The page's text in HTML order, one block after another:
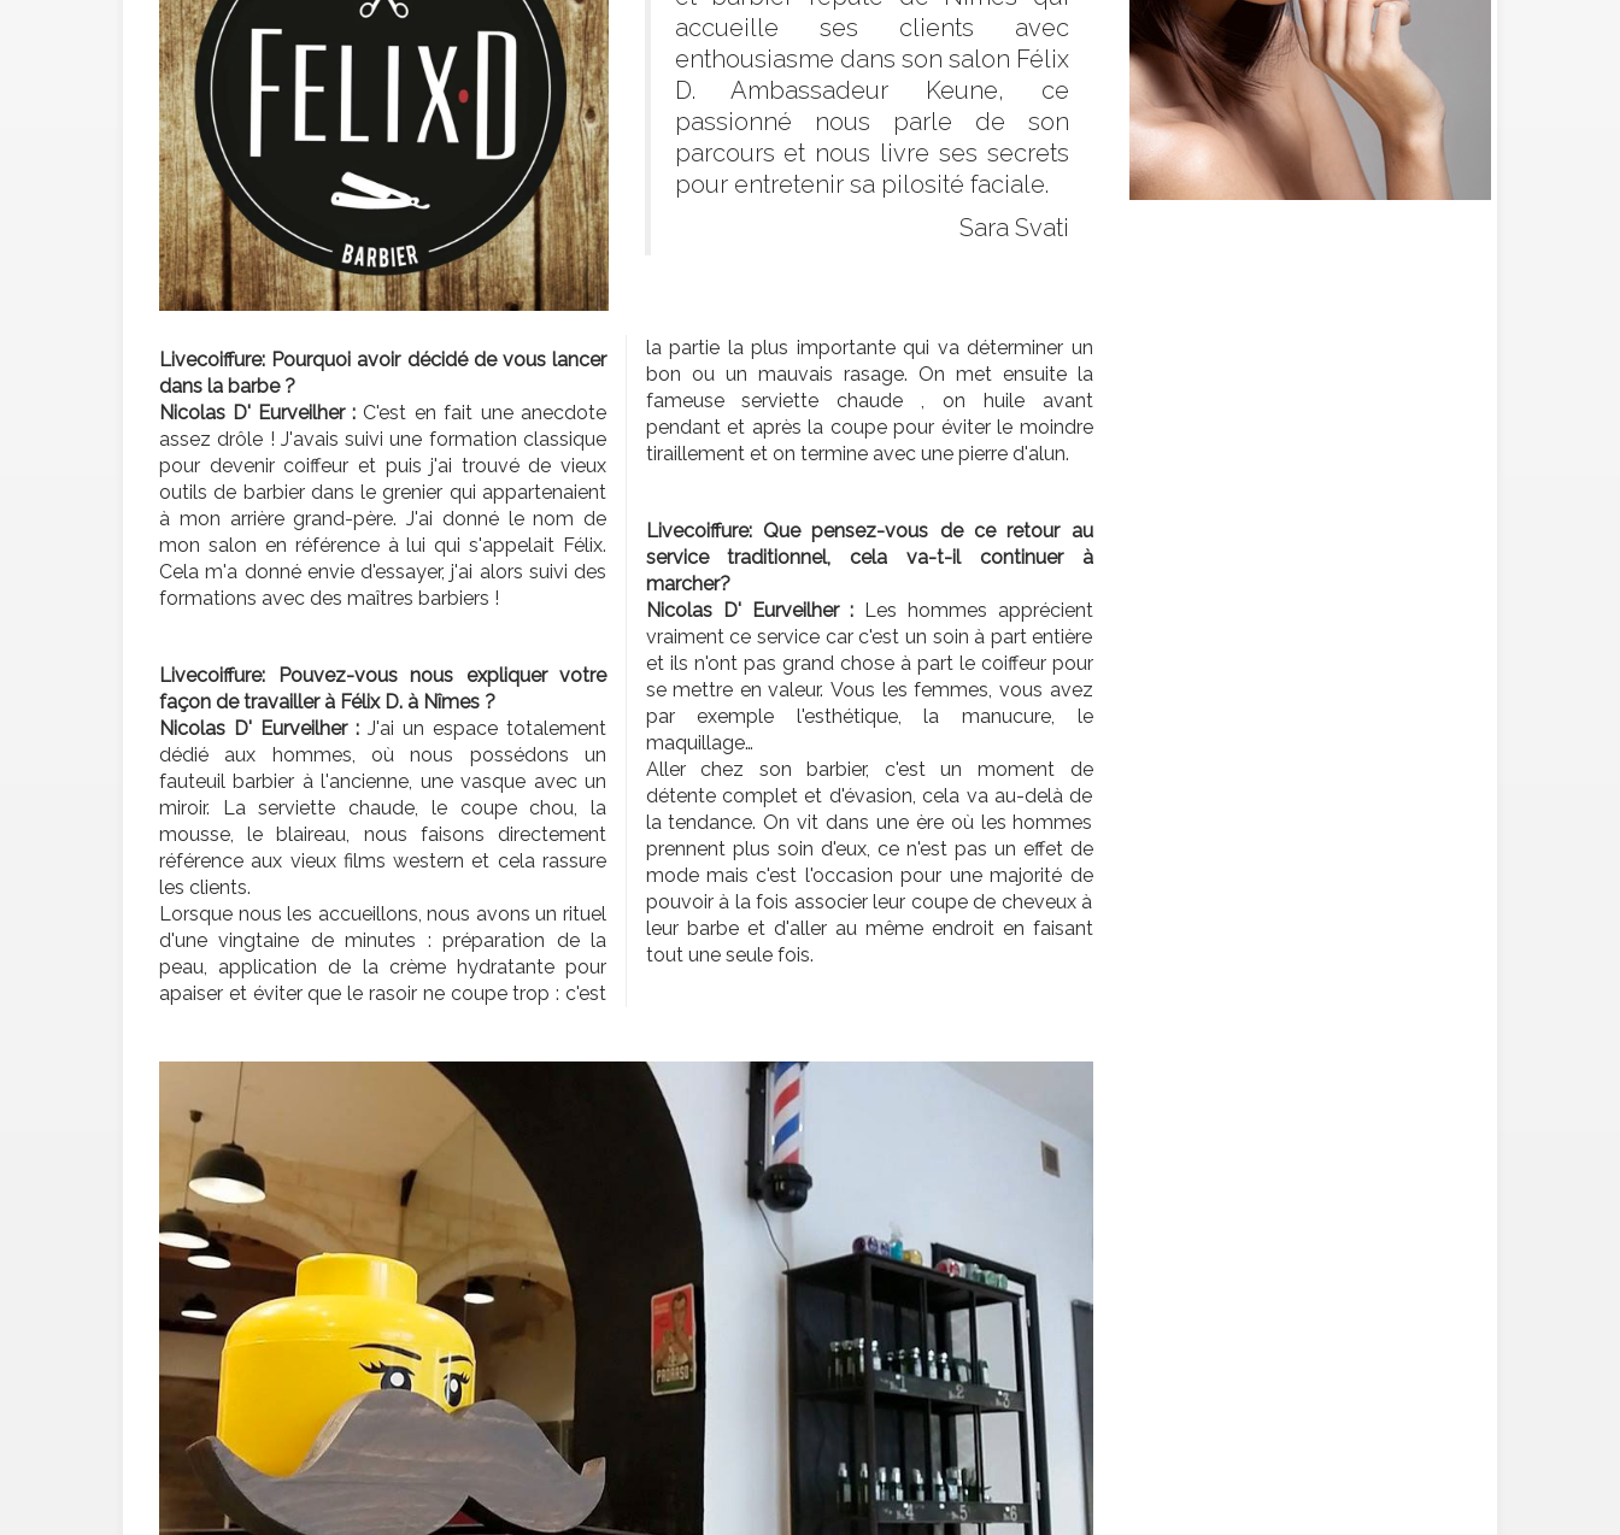
accueille ses clients avec
enthousiasme dans son salon Félix
D. Ambassadeur Keune, ce
passionné nous parle de son
parcours et nous livre ses secrets
pour entretenir sa pilosité faciale.
Sara Svati
Livecoiffure: Pourquoi avoir décidé de vous lancer
dans la barbe ?
Nicolas D' Eurveilher : C'est en fait une anecdote
assez drôle ! J'avais suivi une formation classique
pour devenir coiffeur et puis j'ai trouvé de vieux
outils de barbier dans le grenier qui appartenaient
à mon arrière grand-père. J'ai donné le nom de
mon salon en référence à lui qui s'appelait Félix.
Cela m'a donné envie d'essayer, j'ai alors suivi des
formations avec des maîtres barbiers !
Livecoiffure: Pouvez-vous nous expliquer votre
façon de travailler à Félix D. à Nîmes ?
Nicolas D' Eurveilher : J'ai un espace totalement
dédié aux hommes, où nous possédons un
fauteuil barbier à l'ancienne, une vasque avec un
miroir. La serviette chaude, le coupe chou, la
mousse, le blaireau, nous faisons directement
référence aux vieux films western et cela rassure
les clients.
Lorsque nous les accueillons, nous avons un rituel
d'une vingtaine de minutes : préparation de la
peau, application de la crème hydratante pour
apaiser et éviter que le rasoir ne coupe trop : c'est
la partie la plus importante qui va déterminer un
bon ou un mauvais rasage. On met ensuite la
fameuse serviette chaude , on huile avant
pendant et après la coupe pour éviter le moindre
tiraillement et on termine avec une pierre d'alun.
Livecoiffure: Que pensez-vous de ce retour au
service traditionnel, cela va-t-il continuer à
marcher?
Nicolas D' Eurveilher :
Les hommes apprécient
vraiment ce service car c'est un soin à part entière
et ils n'ont pas grand chose à part le coiffeur pour
se mettre en valeur. Vous les femmes, vous avez
par exemple l'esthétique, la manucure, le
maquillage…
Aller chez son barbier, c'est un moment de
détente complet et d'évasion, cela va au-delà de
la tendance. On vit dans une ère où les hommes
prennent plus soin d'eux, ce n'est pas un effet de
mode mais c'est l'occasion pour une majorité de
pouvoir à la fois associer leur coupe de cheveux à
leur barbe et d'aller au même endroit en faisant
tout une seule fois.